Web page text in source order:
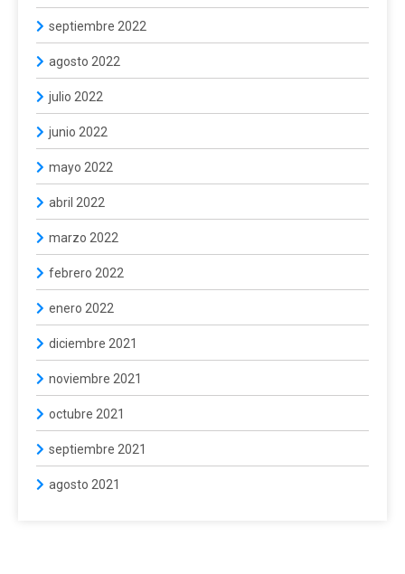
septiembre 2022
agosto 2022
julio 2022
junio 2022
mayo 2022
abril 2022
marzo 2022
febrero 2022
enero 2022
diciembre 2021
noviembre 2021
octubre 2021
septiembre 2021
agosto 2021